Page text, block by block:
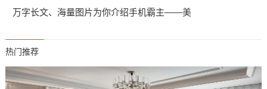
万字长文、海量图片为你介绍手机霸主——美
热门推荐